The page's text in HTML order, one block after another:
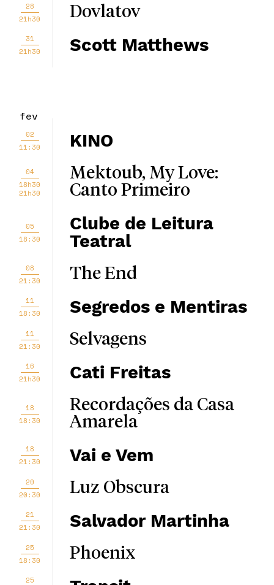
28
21h30
Dovlatov
31
21h30
Scott Matthews
fev
02
11:30
KINO
04
18h30
21h30
Mektoub, My Love:
Canto Primeiro
05
18:30
Clube de Leitura
Teatral
08
21:30
The End
11
18:30
Segredos e Mentiras
11
21:30
Selvagens
16
21h30
Cati Freitas
18
18:30
Recordações da Casa
Amarela
18
21:30
Vai e Vem
20
20:30
Luz Obscura
21
21:30
Salvador Martinha
25
18:30
Phoenix
25